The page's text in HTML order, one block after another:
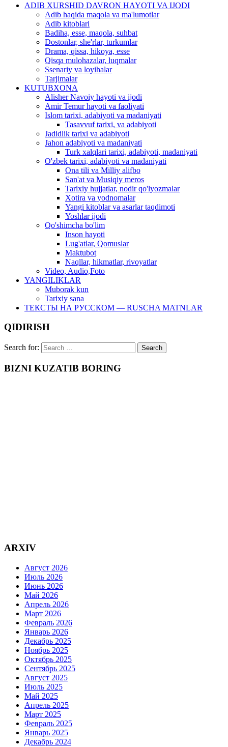
ADIB XURSHID DAVRON HAYOTI VA IJODI
Adib haqida maqola va ma'lumotlar
Adib kitoblari
Badiha, esse, maqola, suhbat
Dostonlar, she'rlar, turkumlar
Drama, qissa, hikoya, esse
Qisqa mulohazalar, luqmalar
Ssenariy va loyihalar
Tarjimalar
KUTUBXONA
Alisher Navoiy hayoti va ijodi
Amir Temur hayoti va faoliyati
Islom tarixi, adabiyoti va madaniyati
Tasavvuf tarixi, va adabiyoti
Jadidlik tarixi va adabiyoti
Jahon adabiyoti va madaniyati
Turk xalqlari tarixi, adabiyoti, madaniyati
O'zbek tarixi, adabiyoti va madaniyati
Ona tili va Milliy alifbo
San'at va Musiqiy meros
Tarixiy hujjatlar, nodir qo'lyozmalar
Xotira va yodnomalar
Yangi kitoblar va asarlar taqdimoti
Yoshlar ijodi
Qo'shimcha bo'lim
Inson hayoti
Lug'atlar, Qomuslar
Maktubot
Naqllar, hikmatlar, rivoyatlar
Video, Audio,Foto
YANGILIKLAR
Muborak kun
Tarixiy sana
ТЕКСТЫ НА РУССКОМ — RUSCHA MATNLAR
QIDIRISH
Search for:
BIZNI KUZATIB BORING
ARXIV
Август 2026
Июль 2026
Июнь 2026
Май 2026
Апрель 2026
Март 2026
Февраль 2026
Январь 2026
Декабрь 2025
Ноябрь 2025
Октябрь 2025
Сентябрь 2025
Август 2025
Июль 2025
Май 2025
Апрель 2025
Март 2025
Февраль 2025
Январь 2025
Декабрь 2024